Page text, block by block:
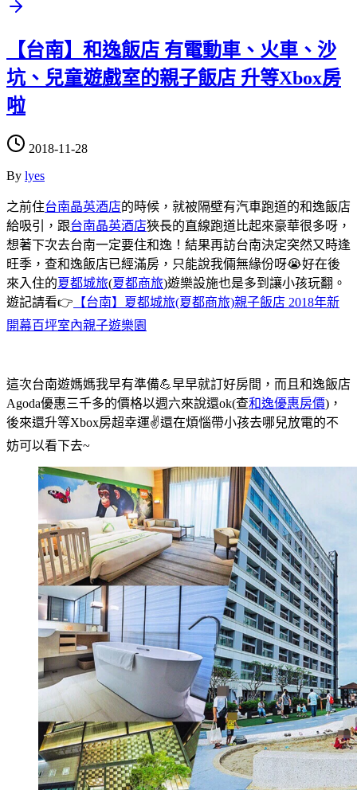
【台南】和逸飯店 有電動車、火車、沙
坑、兒童遊戲室的親子飯店 升等Xbox房
啦
2018-11-28
By lyes
之前住台南晶英酒店的時候，就被隔壁有汽車跑道的和逸飯店
給吸引，跟台南晶英酒店狹長的直線跑道比起來豪華很多呀，
想著下次去台南一定要住和逸！結果再訪台南決定突然又時逢
旺季，查和逸飯店已經滿房，只能說我倆無緣份呀😭好在後
來入住的夏都城旅(夏都商旅)遊樂設施也是多到讓小孩玩翻。
遊記請看👉 【台南】夏都城旅(夏都商旅)親子飯店 2018年新
開幕百坪室內親子遊樂園
這次台南遊媽媽我早有準備💪早早就訂好房間，而且和逸飯店
Agoda優惠三千多的價格以週六來說還ok(查和逸優惠房價)，
後來還升等Xbox房超幸運✌️還在煩惱帶小孩去哪兒放電的不
妨可以看下去~